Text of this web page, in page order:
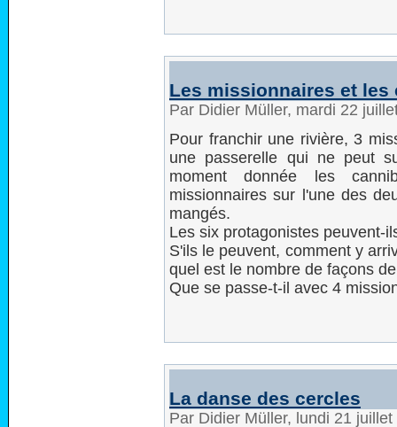
Les missionnaires et les
Par Didier Müller, mardi 22
Pour franchir une rivière, 3
une passerelle qui ne peut
moment donnée les
missionnaires sur l'une des
mangés.
Les six protagonistes peuvent-
S'ils le peuvent, comment y
quel est le nombre de façons
Que se passe-t-il avec 4
La danse des cercles
Par Didier Müller, lundi 21